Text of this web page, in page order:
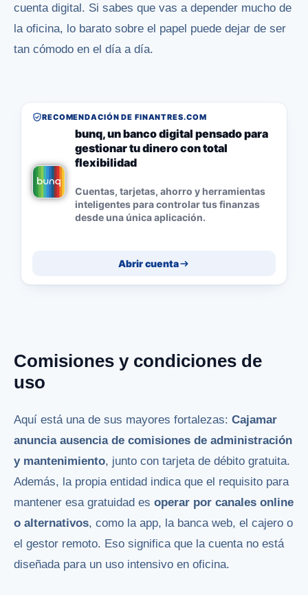
cuenta digital. Si sabes que vas a depender mucho de
la oficina, lo barato sobre el papel puede dejar de ser
tan cómodo en el día a día.
RECOMENDACIÓN DE FINANTRES.COM
bunq, un banco digital pensado para
gestionar tu dinero con total
flexibilidad
Cuentas, tarjetas, ahorro y herramientas
inteligentes para controlar tus finanzas
desde una única aplicación.
Abrir cuenta
Comisiones y condiciones de
uso
Aquí está una de sus mayores fortalezas: Cajamar
anuncia ausencia de comisiones de administración
y mantenimiento, junto con tarjeta de débito gratuita.
Además, la propia entidad indica que el requisito para
mantener esa gratuidad es operar por canales online
o alternativos, como la app, la banca web, el cajero o
el gestor remoto. Eso significa que la cuenta no está
diseñada para un uso intensivo en oficina.